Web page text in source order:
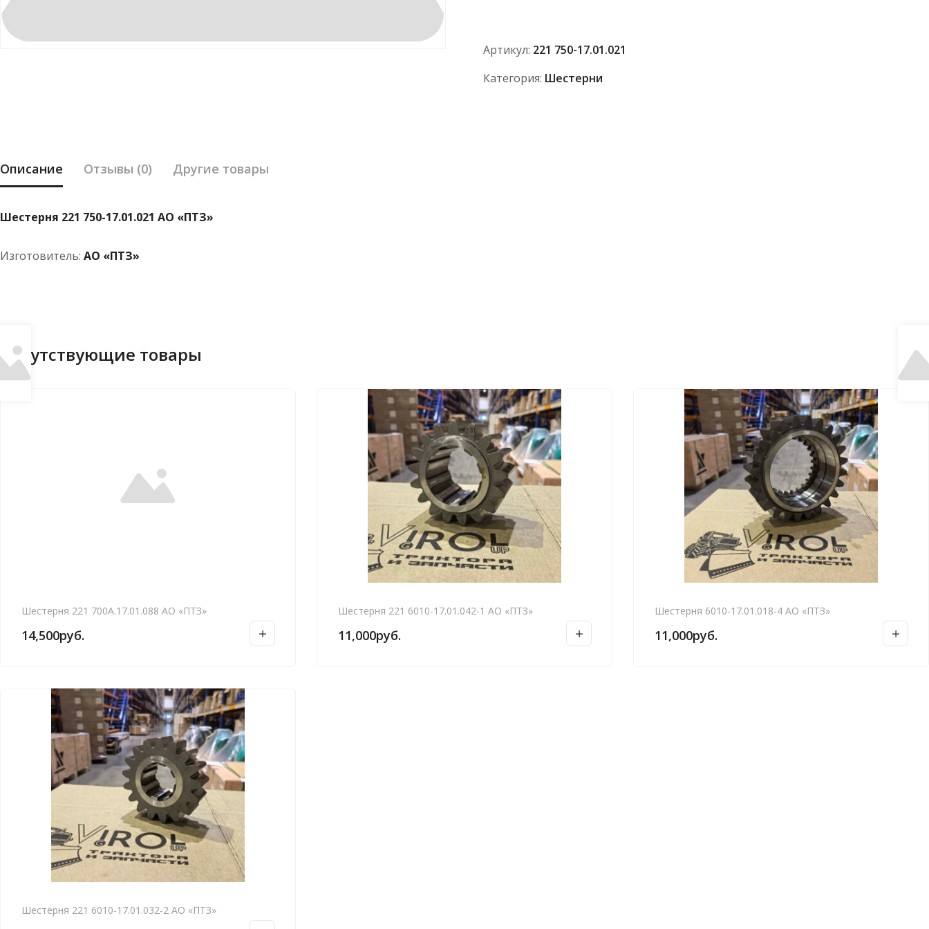
"ПТЗ"
Артикул: 221 750-17.01.021
Категория: Шестерни
Описание Отзывы (0) Другие товары
Шестерня 221 750-17.01.021 АО «ПТЗ»
Изготовитель: АО «ПТЗ»
Сопутствующие товары
Шестерня 221 700А.17.01.088 АО «ПТЗ»
14,500руб.
Шестерня 221 6010-17.01.042-1 АО «ПТЗ»
11,000руб.
Шестерня 6010-17.01.018-4 АО «ПТЗ»
11,000руб.
Шестерня 221 6010-17.01.032-2 АО «ПТЗ»